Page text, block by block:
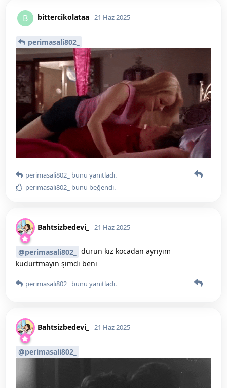
B bittercikolataa 21 Haz 2025
perimasali802_
perimasali802_ bunu yanıtladı.
perimasali802_ bunu beğendi.
Bahtsizbedevi_ 21 Haz 2025
@perimasali802_
durun kız kocadan ayrıyım
kudurtmayın şimdi beni
perimasali802_ bunu yanıtladı.
Bahtsizbedevi_ 21 Haz 2025
@perimasali802_